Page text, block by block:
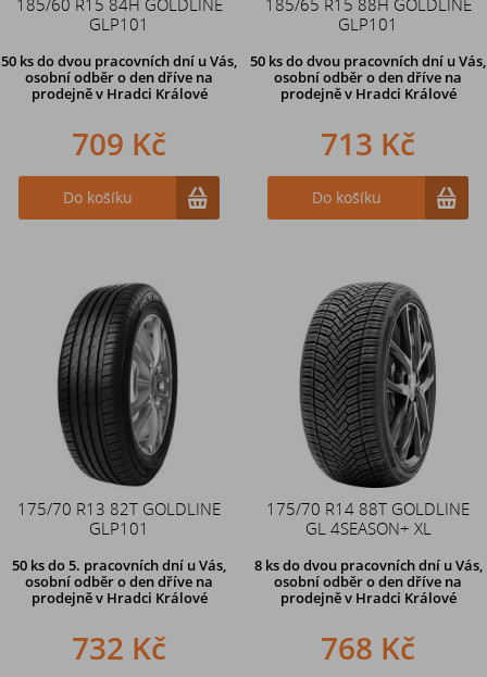
185/60 R15 84H GOLDLINE
GLP101
50 ksdo dvou pracovních dní u Vás,
osobní odběr o den dříve na
prodejně v Hradci Králové
709 Kč
Do košíku
185/65 R15 88H GOLDLINE
GLP101
50 ksdo dvou pracovních dní u Vás,
osobní odběr o den dříve na
prodejně v Hradci Králové
713 Kč
Do košíku
175/70 R13 82T GOLDLINE
GLP101
50 ksdo 5. pracovních dní u Vás,
osobní odběr o den dříve na
prodejněv Hradci Králové
732 Kč
175/70 R14 88T GOLDLINE
GL 4SEASON+ XL
8 ks do dvou pracovních dní u Vás,
osobní odběr o den dříve na
prodejně v Hradci Králové
768 Kč